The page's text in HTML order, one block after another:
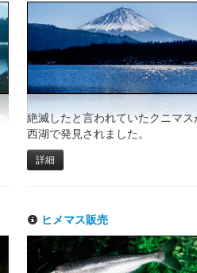
絶滅したと言われていたクニマ
西湖で発見されました。
詳細
ヒメマス販売